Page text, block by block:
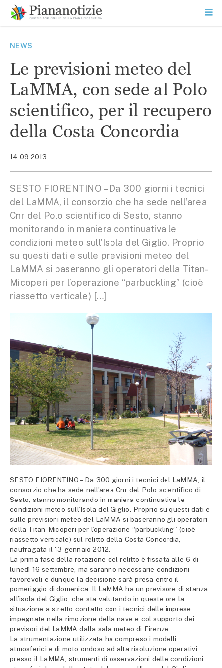
contenuto
SEARCH
NEWS
Le previsioni meteo del
LaMMA, con sede al Polo
scientifico, per il recupero
della Costa Concordia
14.09.2013
SESTO FIORENTINO – Da 300 giorni i tecnici
del LaMMA, il consorzio che ha sede nell’area
Cnr del Polo scientifico di Sesto, stanno
monitorando in maniera continuativa le
condizioni meteo sull’Isola del Giglio. Proprio
su questi dati e sulle previsioni meteo del
LaMMA si baseranno gli operatori della Titan-
Micoperi per l’operazione “parbuckling” (cioè
riassetto verticale) […]
SESTO FIORENTINO – Da 300 giorni i tecnici del LaMMA, il
consorzio che ha sede nell’area Cnr del Polo scientifico di
Sesto, stanno monitorando in maniera continuativa le
condizioni meteo sull’Isola del Giglio. Proprio su questi dati e
sulle previsioni meteo del LaMMA si baseranno gli operatori
della Titan-Micoperi per l’operazione “parbuckling” (cioè
riassetto verticale) sul relitto della Costa Concordia,
naufragata il 13 gennaio 2012.
La prima fase della rotazione del relitto è fissata alle 6 di
lunedì 16 settembre, ma saranno necessarie condizioni
favorevoli e dunque la decisione sarà presa entro il
pomeriggio di domenica. Il LaMMA ha un previsore di stanza
all’isola del Giglio, che sta valutando in queste ore la
situazione a stretto contatto con i tecnici delle imprese
impegnate nella rimozione della nave e col supporto dei
previsori del LaMMA dalla sala meteo di Firenze.
La strumentazione utilizzata ha compreso i modelli
atmosferici e di moto ondoso ad alta risoluzione operativi
presso il LaMMA, strumenti di osservazioni delle condizioni